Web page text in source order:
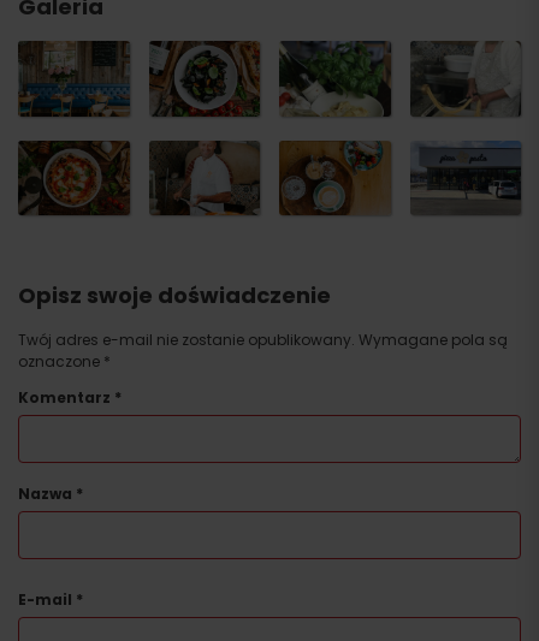
Galeria
Opisz swoje doświadczenie
Twój adres e-mail nie zostanie opublikowany. Wymagane pola są
oznaczone *
Komentarz *
Nazwa *
E-mail *